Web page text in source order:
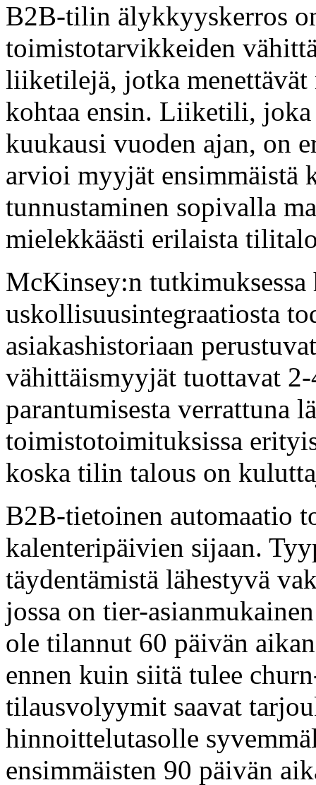
B2B-tilin älykkyyskerros
toimistotarvikkeiden
liiketilejä, jotka
kohtaa ensin. Liiketili,
kuukausi vuoden ajan, on
arvioi myyjät ensimmäistä
tunnustaminen sopivalla
mielekkäästi erilaista
McKinsey:n
uskollisuusintegraatiosta
asiakashistoriaan
vähittäismyyjät tuottavat
parantumisesta verrattuna
toimistotoimituksissa
koska tilin talous on
B2B-tietoinen automaatio
kalenteripäivien sijaan.
täydentämistä lähestyvä
jossa on tier-
ole tilannut 60 päivän
ennen kuin siitä tulee
tilausvolyymit saavat
hinnoittelutasolle
ensimmäisten 90 päivän